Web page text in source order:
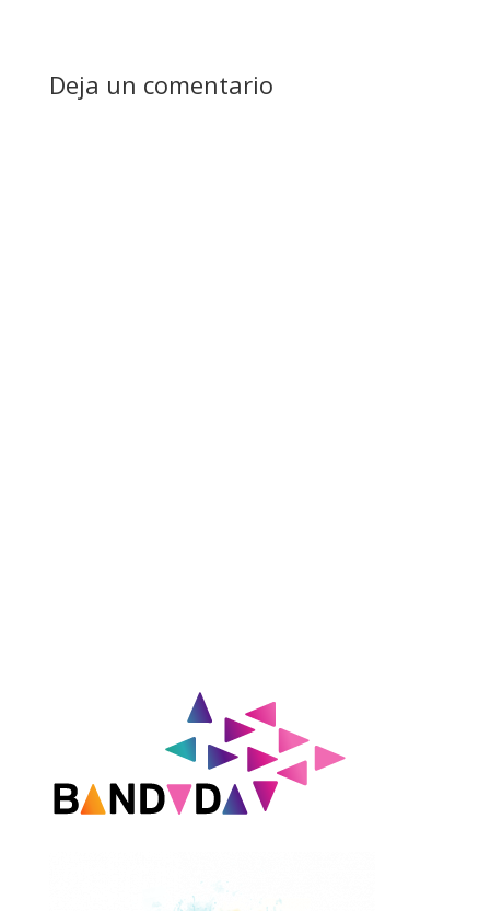
Deja un comentario